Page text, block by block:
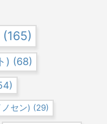
(165)
) (68)
セン) (29)